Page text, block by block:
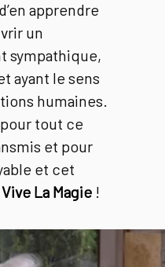
apprendre
un
sympathique,
ayant le sens
humaines.
pour tout ce
et pour
et cet
Vive La Magie !